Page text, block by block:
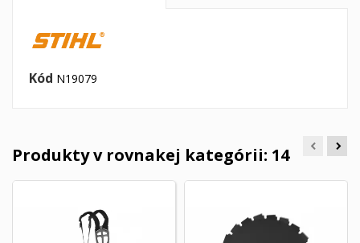
Kód N19079
Produkty v rovnakej kategórii: 14